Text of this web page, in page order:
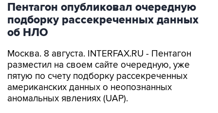
Пентагон опубликовал очередную
подборку рассекреченных данных
об НЛО
Москва. 8 августа. INTERFAX.RU - Пентагон
разместил на своем сайте очередную, уже
пятую по счету подборку рассекреченных
американских данных о неопознанных
аномальных явлениях (UAP).